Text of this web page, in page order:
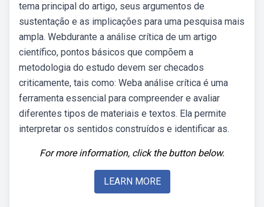
tema principal do artigo, seus argumentos de
sustentação e as implicações para uma pesquisa mais
ampla. Webdurante a análise crítica de um artigo
científico, pontos básicos que compõem a
metodologia do estudo devem ser checados
criticamente, tais como: Weba análise crítica é uma
ferramenta essencial para compreender e avaliar
diferentes tipos de materiais e textos. Ela permite
interpretar os sentidos construídos e identificar as.
For more information, click the button below.
LEARN MORE